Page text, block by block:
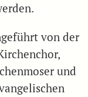
von der
und